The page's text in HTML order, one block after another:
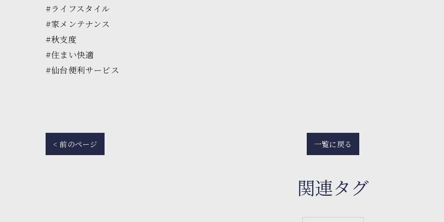
#ライフスタイル
#家メンテナンス
#秋支度
#住まい快適
#仙台便利サービス
< 前のページ 一覧に戻る
関連タグ